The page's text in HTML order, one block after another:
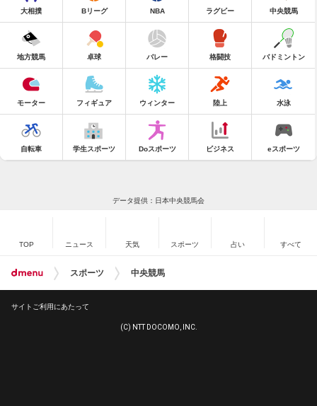
大相撲 Bリーグ NBA ラグビー 中央競馬
地方競馬 卓球 バレー 格闘技 バドミントン
モーター フィギュア ウィンター 陸上 水泳
自転車 学生スポーツ Doスポーツ ビジネス eスポーツ
データ提供：日本中央競馬会
TOP ニュース 天気 スポーツ 占い すべて
スポーツ 中央競馬
サイトご利用にあたって
(C) NTT DOCOMO, INC.